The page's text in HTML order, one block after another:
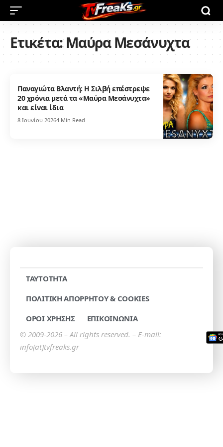
Ετικέτα:Μαύρα Μεσάνυχτα
Παναγιώτα Βλαντή: Η Σιλβή επέστρεψε
20 χρόνια μετά τα «Μαύρα Μεσάνυχτα»
και είναι ίδια
8 Ιουνίου 20264 Min Read
TAYTOTHTA
ΠΟΛΙΤΙΚΗ ΑΠΟΡΡΗΤΟΥ & COOKIES
ΟΡΟΙ ΧΡΗΣΗΣ
ΕΠΙΚΟΙΝΩΝΙΑ
© 2009-2026 – All rights reserved. – E-mail:
info[at]tvfreaks.gr